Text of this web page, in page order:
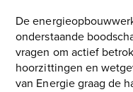
De
onderstaande
vragen om actief
hoorzittingen en
van Energie graag de